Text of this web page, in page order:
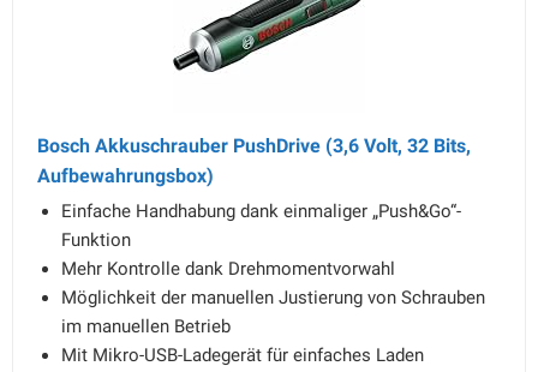
Bosch Akkuschrauber PushDrive (3,6 Volt, 32 Bits,
Aufbewahrungsbox)
Einfache Handhabung dank einmaliger „Push&Go“-
Funktion
Mehr Kontrolle dank Drehmomentvorwahl
Möglichkeit der manuellen Justierung von Schrauben
im manuellen Betrieb
Mit Mikro-USB-Ladegerät für einfaches Laden